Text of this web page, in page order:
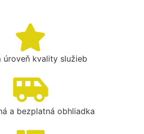
úroveň kvality služieb
a bezplatná obhliadka